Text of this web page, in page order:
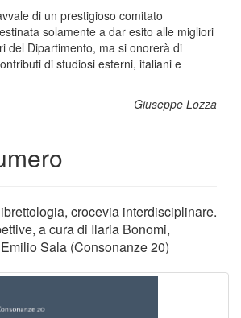
di un prestigioso comitato
solamente a dar esito alle migliori
del Dipartimento, ma si onorerà di
di studiosi esterni, italiani e
Giuseppe Lozza
crocevia interdisciplinare.
a cura di Ilaria Bonomi,
Sala (Consonanze 20)